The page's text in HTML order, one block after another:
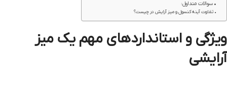
سوالات متداول:
تفاوت آینه کنسول و میز آرایش در چیست؟
ویژگی و استانداردهای مهم یک میز
آرایشی